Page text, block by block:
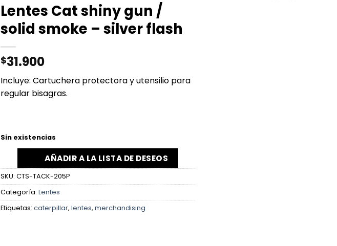
Lentes Cat shiny gun /
solid smoke – silver flash
$31.900
Incluye: Cartuchera protectora y utensilio para
regular bisagras.
Sin existencias
AÑADIR A LA LISTA DE DESEOS
SKU: CTS-TACK-205P
Categoría: Lentes
Etiquetas: caterpillar, lentes, merchandising